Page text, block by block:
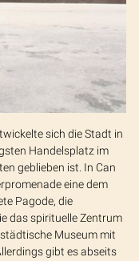
sich die Stadt in
Handelsplatz im
geblieben ist. In Can
eine dem
Pagode, die
das spirituelle Zentrum
Museum mit
gibt es abseits